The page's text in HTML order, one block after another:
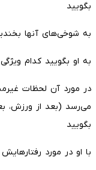
بگویید
به شوخی‌های آنها
به او بگویید کدام
در مورد آن لحظات
می‌رسد (بعد از ورزش،
بگویید
با او در مورد